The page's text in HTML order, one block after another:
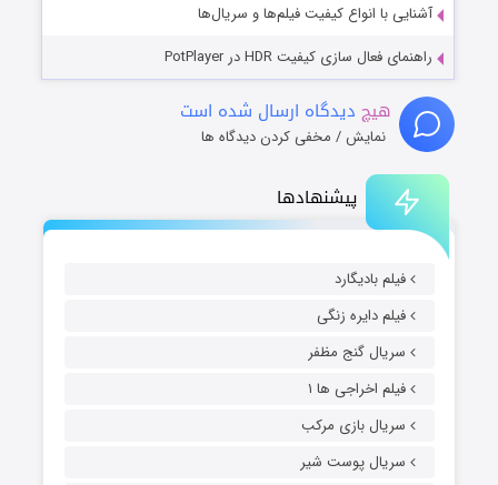
پیشنهادها
فیلم بادیگارد
فیلم دایره زنگی
سریال گنج مظفر
فیلم اخراجی ها ۱
سریال بازی مرکب
سریال پوست شیر
آشنایی با انواع کیفیت فیلم‌ها و سریال‌ها
راهنمای فعال سازی کیفیت HDR در PotPlayer
هیچ دیدگاه ارسال شده است
نمایش / مخفی کردن دیدگاه ها